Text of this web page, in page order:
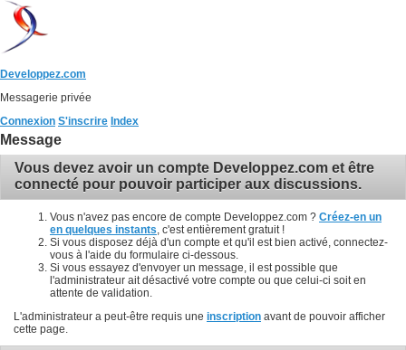
Developpez.com
Messagerie privée
Connexion S'inscrire Index
Message
Vous devez avoir un compte Developpez.com et être
connecté pour pouvoir participer aux discussions.
Vous n'avez pas encore de compte Developpez.com ? Créez-en un
en quelques instants , c'est entièrement gratuit !
Si vous disposez déjà d'un compte et qu'il est bien activé, connectez-
vous à l'aide du formulaire ci-dessous.
Si vous essayez d'envoyer un message, il est possible que
l'administrateur ait désactivé votre compte ou que celui-ci soit en
attente de validation.
L'administrateur a peut-être requis une inscription avant de pouvoir afficher
cette page.